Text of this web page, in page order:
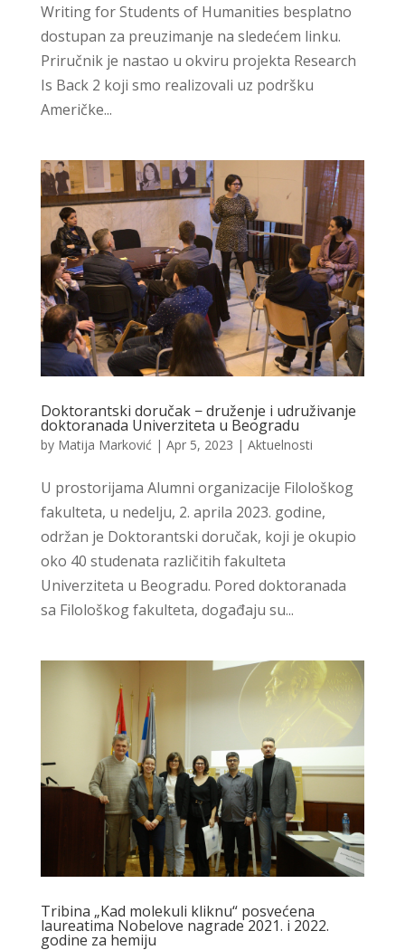
Writing for Students of Humanities besplatno
dostupan za preuzimanje na sledećem linku.
Priručnik je nastao u okviru projekta Research
Is Back 2 koji smo realizovali uz podršku
Američke...
Doktorantski doručak − druženje i udruživanje
doktoranada Univerziteta u Beogradu
by Matija Marković | Apr 5, 2023 | Aktuelnosti
U prostorijama Alumni organizacije Filološkog
fakulteta, u nedelju, 2. aprila 2023. godine,
održan je Doktorantski doručak, koji je okupio
oko 40 studenata različitih fakulteta
Univerziteta u Beogradu. Pored doktoranada
sa Filološkog fakulteta, događaju su...
Tribina „Kad molekuli kliknu“ posvećena
laureatima Nobelove nagrade 2021. i 2022.
godine za hemiju